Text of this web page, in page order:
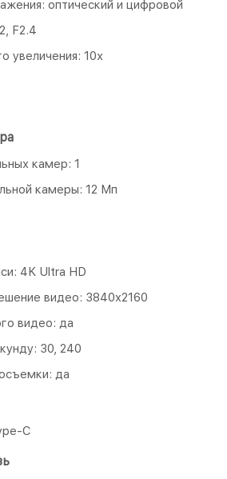
оптический и цифровой
F2.4
увеличения: 10х
камер: 1
камеры: 12 Мп
4K Ultra HD
видео: 3840x2160
видео: да
30, 240
да
C